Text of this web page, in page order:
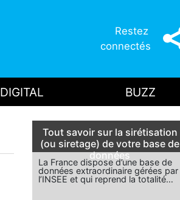
Restez
connectés
DIGITAL BUZZ
Tout savoir sur la sirétisation
(ou siretage) de votre base de
données
La France dispose d’une base de
données extraordinaire gérées par
l’INSEE et qui reprend la totalité…